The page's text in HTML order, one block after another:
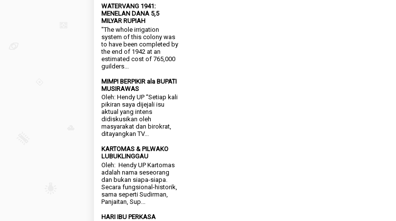
WATERVANG 1941:
MENELAN DANA 5,5
MILYAR RUPIAH
"The whole irrigation
system of this colony was
to have been completed by
the end of 1942 at an
estimated cost of 765,000
guilders...
MIMPI BERPIKIR ala BUPATI
MUSIRAWAS
Oleh: Hendy UP “Setiap kali
pikiran saya dijejali isu
aktual yang intens
didiskusikan oleh
masyarakat dan birokrat,
ditayangkan TV...
KARTOMAS & PILWAKO
LUBUKLINGGAU
Oleh: Hendy UP Kartomas
adalah nama seseorang
dan bukan siapa-siapa.
Secara fungsional-historik,
sama seperti Sudirman,
Panjaitan, Sup...
HARI IBU PERKASA